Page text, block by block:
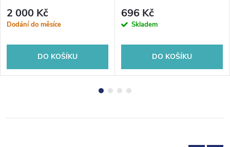
2 000 Kč
Dodání do měsíce
DO KOŠÍKU
696 Kč
Skladem
DO KOŠÍKU